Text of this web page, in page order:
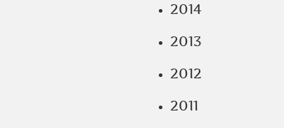
2014
2013
2012
2011